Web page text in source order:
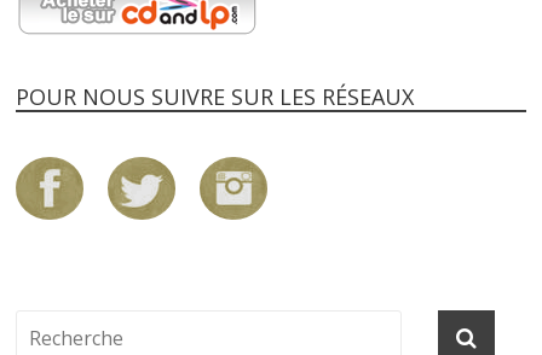
POUR NOUS SUIVRE SUR LES RÉSEAUX